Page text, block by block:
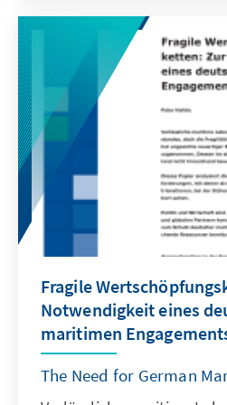
Staaten sowohl aufgrund
geostrategischen Lage als
ihres wirtschaftlichen
als wichtiger
besonderer Bedeutung.
Fragile
Notwendigkeit eines
maritimen
The Need for German